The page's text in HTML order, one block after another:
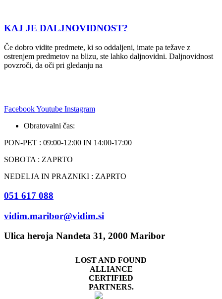
KAJ JE DALJNOVIDNOST?
Če dobro vidite predmete, ki so oddaljeni, imate pa težave z
ostrenjem predmetov na blizu, ste lahko daljnovidni. Daljnovidnost
povzroči, da oči pri gledanju na
FacebookYoutube Instagram
Obratovalni čas:
PON-PET : 09:00-12:00 IN 14:00-17:00
SOBOTA : ZAPRTO
NEDELJA IN PRAZNIKI : ZAPRTO
051 617 088
vidim.maribor@vidim.si
Ulica heroja Nandeta 31, 2000 Maribor
LOST AND FOUND
ALLIANCE
CERTIFIED
PARTNERS.